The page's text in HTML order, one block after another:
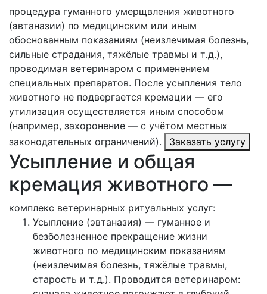
процедура гуманного умерщвления животного
(эвтаназии) по медицинским или иным
обоснованным показаниям (неизлечимая болезнь,
сильные страдания, тяжёлые травмы и т. д.),
проводимая ветеринаром с применением
специальных препаратов. После усыпления тело
животного не подвергается кремации — его
утилизация осуществляется иным способом
(например, захоронение — с учётом местных
законодательных ограничений).
Заказать услугу
Усыпление и общая
кремация животного —
комплекс ветеринарных ритуальных услуг:
Усыпление (эвтаназия) — гуманное и
безболезненное прекращение жизни
животного по медицинским показаниям
(неизлечимая болезнь, тяжёлые травмы,
старость и т. д.). Проводится ветеринаром: